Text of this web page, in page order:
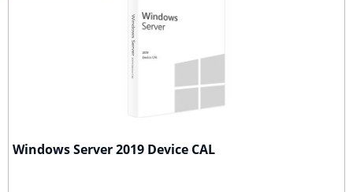
Windows Server 2019 Device CAL